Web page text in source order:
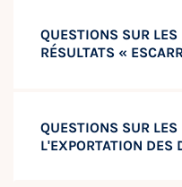
QUESTIONS SUR
RÉSULTATS «
QUESTIONS SUR
L'EXPORTATION DES